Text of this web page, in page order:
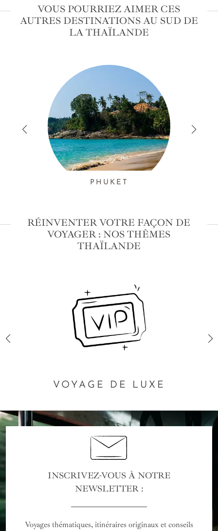
VOUS POURRIEZ AIMER CES
AUTRES DESTINATIONS AU SUD DE
LA THAÏLANDE
PHUKET
RÉINVENTER VOTRE FAÇON DE
VOYAGER : NOS THÈMES
THAÏLANDE
VOYAGE DE LUXE
INSCRIVEZ-VOUS À NOTRE
NEWSLETTER :
Voyages thématiques, itinéraires originaux et conseils